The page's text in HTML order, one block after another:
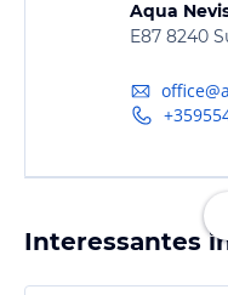
Aqua
E87 8240
Interessantes